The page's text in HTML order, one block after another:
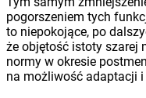
pogorszeniem tych
to niepokojące, po
że objętość istoty szarej
normy w okresie
na możliwość adaptacji